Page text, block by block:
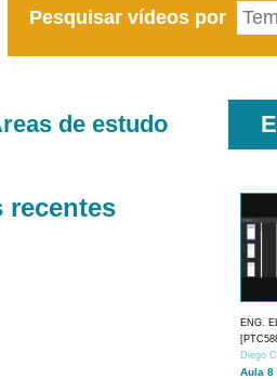
Pesquisar vídeos por
de estudo
recentes
ENG.
Diego
Aula 8